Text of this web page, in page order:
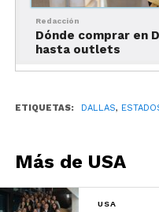
Redacción
Dónde comprar en
hasta outlets
ETIQUETAS: DALLAS,
Más de USA
USA